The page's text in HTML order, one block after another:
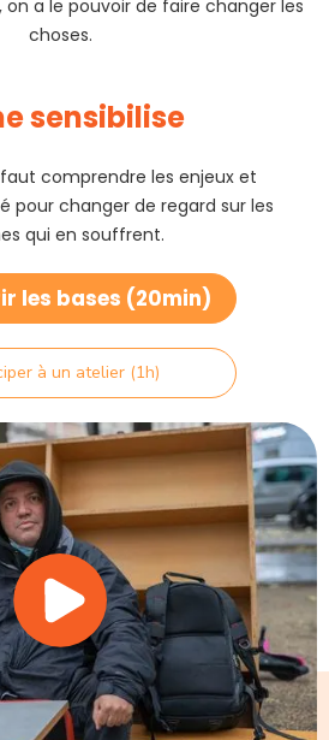
a le pouvoir de faire changer les
choses.
sensibilise
comprendre les enjeux et
pour changer de regard sur les
qui en souffrent.
les bases (20min)
à un atelier (1h)